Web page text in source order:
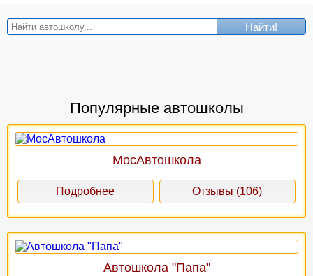
Найти!
Популярные автошколы
МосАвтошкола
Подробнее Отзывы (106)
Автошкола "Папа"